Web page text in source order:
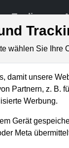
Trading
wählen Sie Ihre
damit unsere
Partnern, z. B.
Werbung.
Gerät
Meta